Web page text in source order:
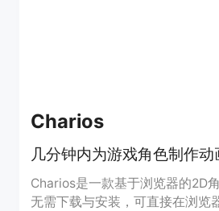
Charios
Charios是一款基于浏览器的2D
无需下载与安装，可直接在浏览